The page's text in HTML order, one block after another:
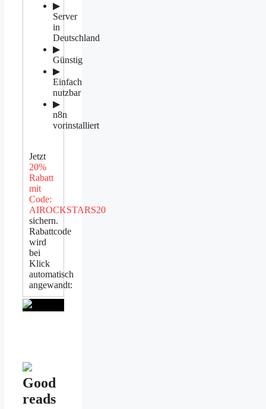
▶
Server
in
Deutschland
▶
Günstig
▶
Einfach
nutzbar
▶
n8n
vorinstalliert
Jetzt
20%
Rabatt
mit
Code:
AIROCKSTARS20
sichern.
Rabattcode
wird
bei
Klick
automatisch
angewandt:
Good
reads